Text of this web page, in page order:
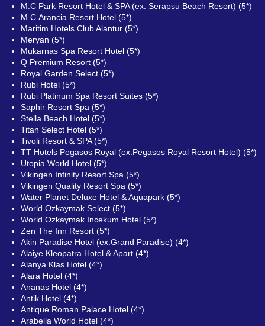
M.C Park Resort Hotel & SPA (ex. Serapsu Beach Resort) (5*)
M.C.Arancia Resort Hotel (5*)
Maritim Hotels Club Alantur (5*)
Meryan (5*)
Mukarnas Spa Resort Hotel (5*)
Q Premium Resort (5*)
Royal Garden Select (5*)
Rubi Hotel (5*)
Rubi Platinum Spa Resort Suites (5*)
Saphir Resort Spa (5*)
Stella Beach Hotel (5*)
Titan Select Hotel (5*)
Tivoli Resort & SPA (5*)
TT Hotels Pegasos Royal (ex.Pegasos Royal Resort Hotel) (5*)
Utopia World Hotel (5*)
Vikingen Infinity Resort Spa (5*)
Vikingen Quality Resort Spa (5*)
Water Planet Deluxe Hotel & Aquapark (5*)
World Ozkaymak Select (5*)
World Ozkaymak Incekum Hotel (5*)
Zen The Inn Resort (5*)
Akin Paradise Hotel (ex.Grand Paradise) (4*)
Alaiye Kleopatra Hotel & Apart (4*)
Alanya Klas Hotel (4*)
Alara Hotel (4*)
Ananas Hotel (4*)
Antik Hotel (4*)
Antique Roman Palace Hotel (4*)
Arabella World Hotel (4*)